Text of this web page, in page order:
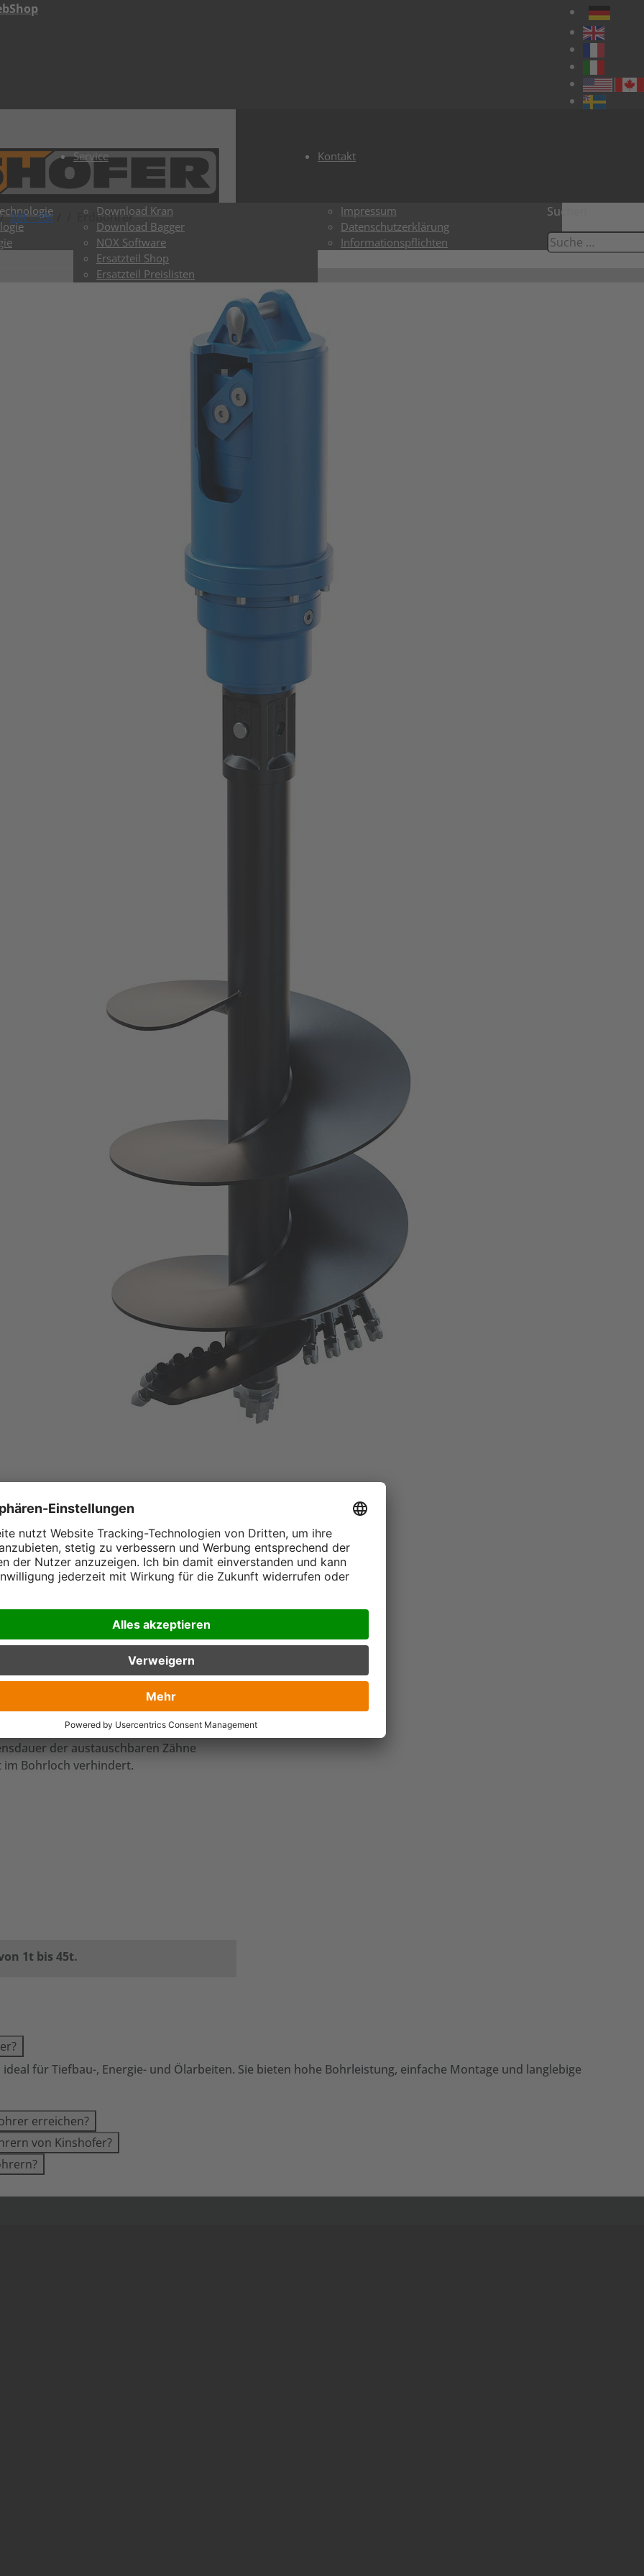
Service
Download Kran
Download Bagger
NOX Software
Ersatzteil Shop
Ersatzteil Preislisten
Kontakt
Impressum
Datenschutzerklärung
Informationspflichten
Suchen
28t - 35t Erdbohrer
für Bagger mit bis zu 45t
sind eine ökonomische
oder Pflanzen. Auch
stellen für die Erdbohrer
Shaft) sorgt für mehr Sicherheit und
Antriebe und jede Anwendung. Ein
diese Bohrschnecken extrem
der austauschbaren Zähne
Bohrloch verhindert.
1t bis 45t.
für Tiefbau-, Energie- und Ölarbeiten. Sie bieten hohe Bohrleistung, einfache Montage und langlebige
erreichen?
von Kinshofer?